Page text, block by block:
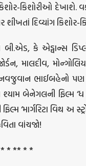
કિશોરીઓ દેખાશે.
દિવ્યાંગ કિશોર-
કે એડ્વાન્સ
માલદીવ,
નવજુવાન ભાઈબહેનો
બેનેગલની ફિલ્મ ‘ધ
‘માર્ગરિટા વિથ અ
વાંચજો!
* * ** * *